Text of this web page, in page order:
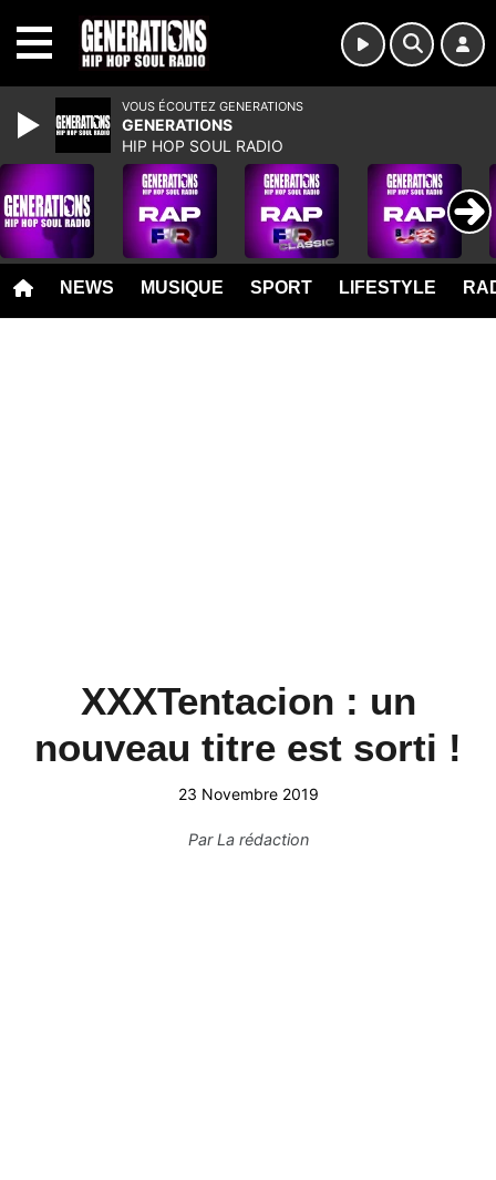
NEWS MUSIQUE SPORT LIFESTYLE
XXXTentacion : un
nouveau titre est sorti !
23 Novembre 2019
ParLa rédaction
VOUS ÉCOUTEZ GENERATIONS
GENERATIONS
HIP HOP SOUL RADIO